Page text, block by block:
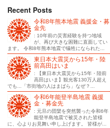
Recent Posts
令和8年熊本地震 義援金・募
金先
: 10年前の災害経験を持つ地域
が、再び大きな困難に直面してい
ます。 令和8年熊本地震で犠牲になられた...
東日本大震災から15年・陸
前高田はいま
: 【東日本大震災から15年・陸前
高田はいま】観光客130万人超え
でも...「市街地の人はまばら」なぜ？...
令和6年能登半島地震 義援
金・募金先
: 元旦の団欒を突然襲った令和6年
能登半島地震で被災された皆様
に、心よりお見舞い申し上げます。 皆様が...